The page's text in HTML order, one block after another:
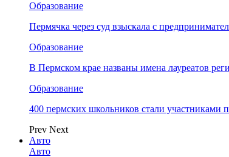
Образование
Пермячка через суд взыскала с
Образование
В Пермском крае названы имена лауреатов
Образование
400 пермских школьников стали участниками
Prev Next
Авто
Авто